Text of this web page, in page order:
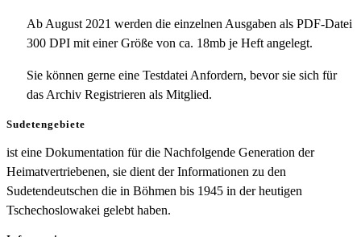
Ab August 2021 werden die einzelnen Ausgaben als PDF-Datei
300 DPI mit einer Größe von ca. 18mb je Heft angelegt.
Sie können gerne eine Testdatei Anfordern, bevor sie sich für
das Archiv Registrieren als Mitglied.
Sudetengebiete
ist eine Dokumentation für die Nachfolgende Generation der
Heimatvertriebenen, sie dient der Informationen zu den
Sudetendeutschen die in Böhmen bis 1945 in der heutigen
Tschechoslowakei gelebt haben.